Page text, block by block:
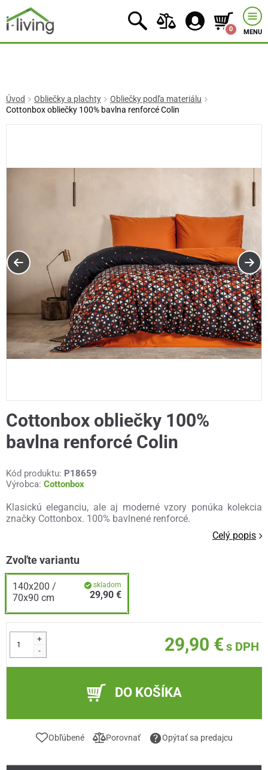
0 MENU
Úvod Obliečky a plachty
Obliečky podľa materiálu
Cottonbox obliečky 100% bavlna renforcé Colin
Cottonbox obliečky 100%
bavlna renforcé Colin
Kód produktu: P18659
Výrobca: Cottonbox
Klasickú eleganciu, ale aj moderné vzory ponúka kolekcia
značky Cottonbox. 100% bavlnené renforcé.
Celý popis
Zvoľte variantu
140x200 /
70x90 cm
skladom
29,90 €
+
-
29,90 € s DPH
DO KOŠÍKA
Obľúbené Porovnať Opýtať sa predajcu